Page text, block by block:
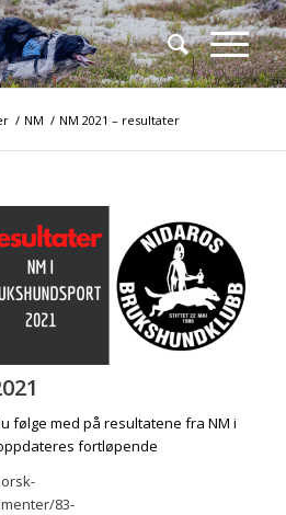
/ NM / NM 2021 – resultater
følge med på resultatene fra NM i
fortløpende
83-